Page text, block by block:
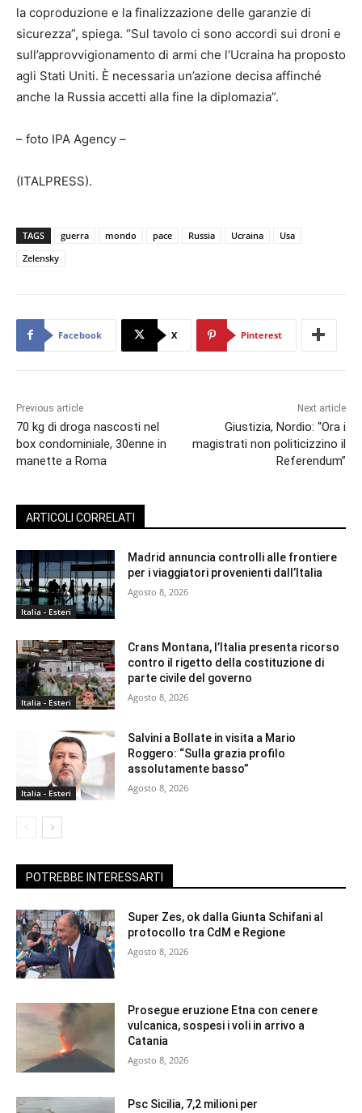
la coproduzione e la finalizzazione delle garanzie di
sicurezza”, spiega. “Sul tavolo ci sono accordi sui droni e
sull’approvvigionamento di armi che l’Ucraina ha proposto
agli Stati Uniti. È necessaria un’azione decisa affinché
anche la Russia accetti alla fine la diplomazia”.
– foto IPA Agency –
(ITALPRESS).
TAGS guerra mondo pace Russia Ucraina
Usa
Zelensky
Facebook X Pinterest
Previous article
70 kg di droga nascosti nel
box condominiale, 30enne in
manette a Roma
Next article
Giustizia, Nordio: “Ora i
magistrati non politicizzino il
Referendum”
ARTICOLI CORRELATI
Italia - Esteri
Madrid annuncia controlli alle frontiere
per i viaggiatori provenienti dall’Italia
Agosto 8, 2026
Italia - Esteri
Crans Montana, l’Italia presenta ricorso
contro il rigetto della costituzione di
parte civile del governo
Agosto 8, 2026
Italia - Esteri
Salvini a Bollate in visita a Mario
Roggero: “Sulla grazia profilo
assolutamente basso”
Agosto 8, 2026
POTREBBE INTERESSARTI
Super Zes, ok dalla Giunta Schifani al
protocollo tra CdM e Regione
Agosto 8, 2026
Prosegue eruzione Etna con cenere
vulcanica, sospesi i voli in arrivo a
Catania
Agosto 8, 2026
Psc Sicilia, 7,2 milioni per